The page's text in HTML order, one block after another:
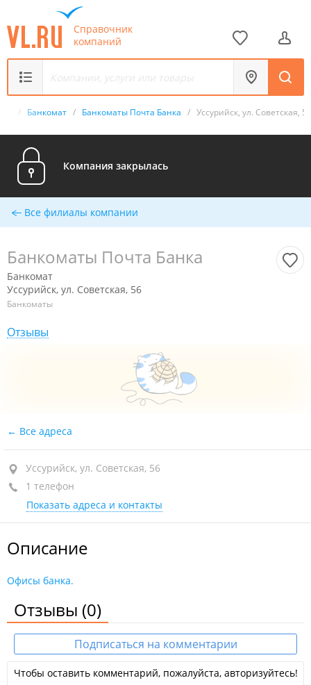
Справочник
компаний
/ Банкомат / Банкоматы Почта Банка / Уссурийск, ул. Советская, 56
Компания закрылась
Все филиалы компании
Банкоматы Почта Банка
Банкомат
Уссурийск, ул. Советская, 56
Банкоматы
Отзывы
Все адреса
Уссурийск, ул. Советская, 56
1 телефон
Показать адреса и контакты
Описание
Офисы банка.
Отзывы (0)
Подписаться на комментарии
Чтобы оставить комментарий, пожалуйста, авторизуйтесь!